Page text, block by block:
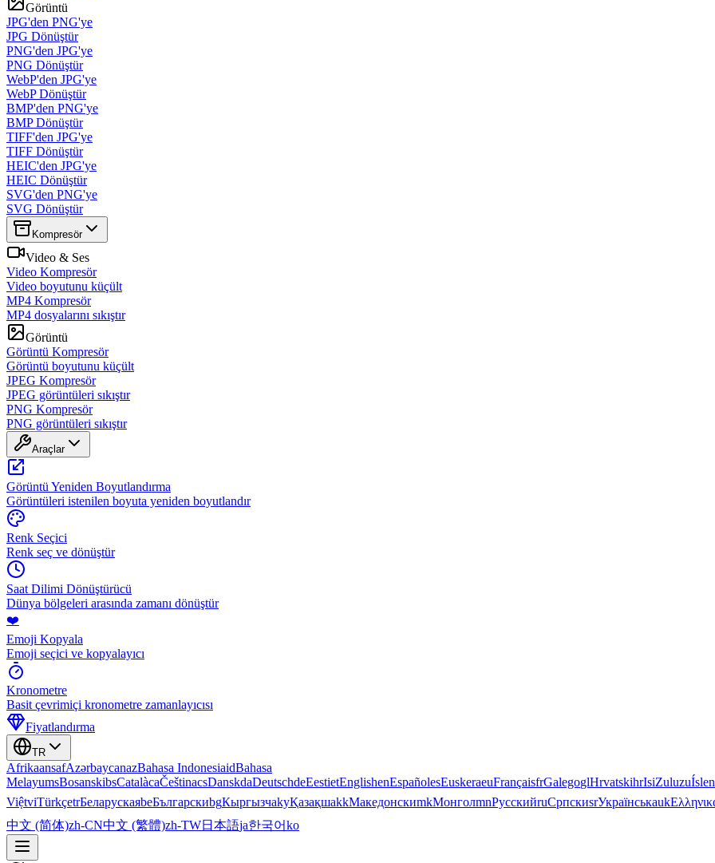
Görüntü
JPG'den PNG'ye
JPG Dönüştür
PNG'den JPG'ye
PNG Dönüştür
WebP'den JPG'ye
WebP Dönüştür
BMP'den PNG'ye
BMP Dönüştür
TIFF'den JPG'ye
TIFF Dönüştür
HEIC'den JPG'ye
HEIC Dönüştür
SVG'den PNG'ye
SVG Dönüştür
Kompresör
Video & Ses
Video Kompresör
Video boyutunu küçült
MP4 Kompresör
MP4 dosyalarını sıkıştır
Görüntü
Görüntü Kompresör
Görüntü boyutunu küçült
JPEG Kompresör
JPEG görüntüleri sıkıştır
PNG Kompresör
PNG görüntüleri sıkıştır
Araçlar
Görüntü Yeniden Boyutlandırma
Görüntüleri istenilen boyuta yeniden boyutlandır
Renk Seçici
Renk seç ve dönüştür
Saat Dilimi Dönüştürücü
Dünya bölgeleri arasında zamanı dönüştür
❤️
Emoji Kopyala
Emoji seçici ve kopyalayıcı
Kronometre
Basit çevrimiçi kronometre zamanlayıcısı
Fiyatlandırma
TR
AfrikaansafAzərbaycanazBahasa IndonesiaidBahasa
MelayumsBosanskibsCatalàcaČeštinacsDanskdaDeutschdeEestietEnglishenEspañolesEuskeraeuFrançaisfrGalegoglHrvatskihrIsiZuluzu
ViệtviTürkçetrБеларускаяbeБългарскиbgКыргызчаkyҚазақшаkkМакедонскиmkМонголmnРусскийruСрпскиsrУкраїнськаuk
中文 (简体)zh-CN中文 (繁體)zh-TW日本語ja한국어ko